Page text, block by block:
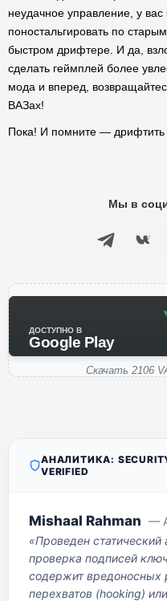
неудачное управление, у вас
поностальгировать по
быстром дрифтере. И да,
сделать геймплей более
мода и вперед,
ВАЗах!
Пока! И помните — дрифтить
Мы в
ДОСТУПНО В
Google Play
Скачать 2106
АНАЛИТИКА:
VERIFIED
Mishaal Rahman —
«Проведен статический
проверка подписей
содержит вредоносных
перехватов (hooking)